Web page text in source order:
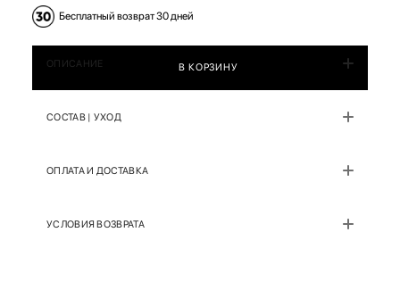
Бесплатный возврат 30 дней
В КОРЗИНУ
ОПИСАНИЕ
СОСТАВ | УХОД
ОПЛАТА И ДОСТАВКА
УСЛОВИЯ ВОЗВРАТА